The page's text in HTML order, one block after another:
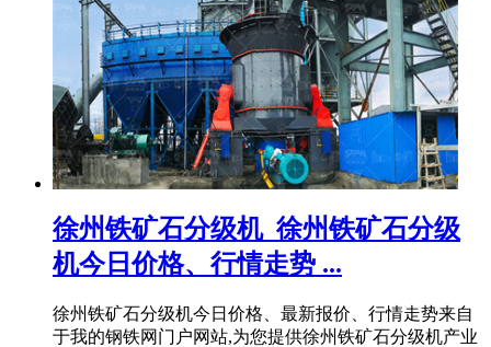
徐州铁矿石分级机_徐州铁矿石分级
机今日价格、行情走势 ...
徐州铁矿石分级机今日价格、最新报价、行情走势来自
于我的钢铁网门户网站,为您提供徐州铁矿石分级机产业